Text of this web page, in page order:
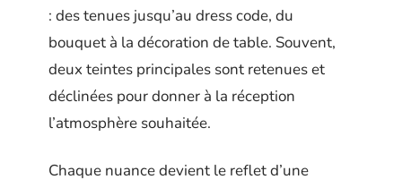
: des tenues jusqu’au dress code, du
bouquet à la décoration de table. Souvent,
deux teintes principales sont retenues et
déclinées pour donner à la réception
l’atmosphère souhaitée.
Chaque nuance devient le reflet d’une